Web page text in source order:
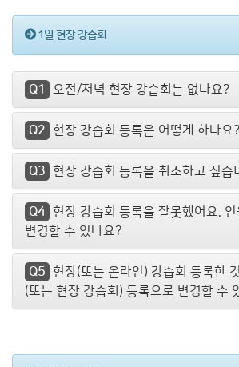
1일 현장 강습회
Q1 오전/저녁 현장 강습회는 없나요?
Q2 현장 강습회 등록은 어떻게 하나요?
Q3 현장 강습회 등록을 취소하고 싶습
Q4 현장 강습회 등록을 잘못했어요.
변경할 수 있나요?
Q5 현장(또는 온라인) 강습회 등록한
(또는 현장 강습회) 등록으로 변경할 수